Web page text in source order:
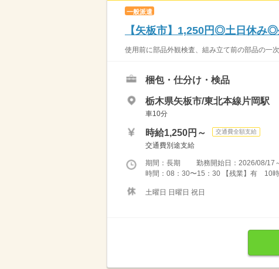
一般派遣
【矢板市】1,250円◎土日休み
使用前に部品外観検査、組み立て前の部品の一
梱包・仕分け・検品
栃木県矢板市/東北本線片岡駅
車10分
時給1,250円～ 交通費全額支給
交通費別途支給
期間：長期 勤務開始日：2026/08/17
時間：08：30〜15：30 【残業】有 10時
土曜日 日曜日 祝日